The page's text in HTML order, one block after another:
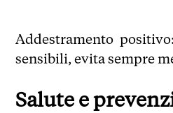
Addestramento
sensibili, evita sempre
Salute e